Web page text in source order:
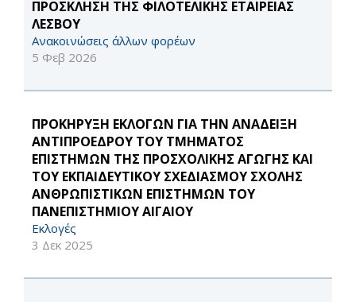
ΠΡΟΣΚΛΗΣΗ ΤΗΣ ΦΙΛΟΤΕΛΙΚΗΣ ΕΤΑΙΡΕΙΑΣ
ΛΕΣΒΟΥ
Ανακοινώσεις άλλων φορέων
5 Φεβ 2026
ΠΡΟΚΗΡΥΞΗ ΕΚΛΟΓΩΝ ΓΙΑ ΤΗΝ ΑΝΑΔΕΙΞΗ
ΑΝΤΙΠΡΟΕΔΡΟΥ ΤΟΥ ΤΜΗΜΑΤΟΣ
ΕΠΙΣΤΗΜΩΝ ΤΗΣ ΠΡΟΣΧΟΛΙΚΗΣ ΑΓΩΓΗΣ ΚΑΙ
ΤΟΥ ΕΚΠΑΙΔΕΥΤΙΚΟΥ ΣΧΕΔΙΑΣΜΟΥ ΣΧΟΛΗΣ
ΑΝΘΡΩΠΙΣΤΙΚΩΝ ΕΠΙΣΤΗΜΩΝ ΤΟΥ
ΠΑΝΕΠΙΣΤΗΜΙΟΥ ΑΙΓΑΙΟΥ
Εκλογές
3 Δεκ 2025